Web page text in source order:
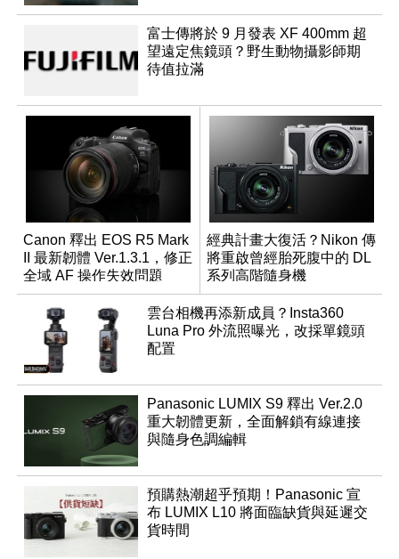
富士傳將於 9 月發表 XF 400mm 超
望遠定焦鏡頭？野生動物攝影師期
待值拉滿
Canon 釋出 EOS R5 Mark
II 最新韌體 Ver.1.3.1，修正
全域 AF 操作失效問題
經典計畫大復活？Nikon 傳
將重啟曾經胎死腹中的 DL
系列高階隨身機
雲台相機再添新成員？Insta360
Luna Pro 外流照曝光，改採單鏡頭
配置
Panasonic LUMIX S9 釋出 Ver.2.0
重大韌體更新，全面解鎖有線連接
與隨身色調編輯
預購熱潮超乎預期！Panasonic 宣
布 LUMIX L10 將面臨缺貨與延遲交
貨時間